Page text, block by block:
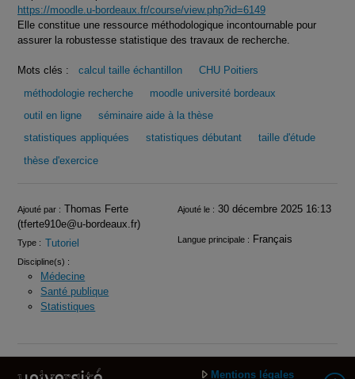
https://moodle.u-bordeaux.fr/course/view.php?id=6149
Elle constitue une ressource méthodologique incontournable pour
assurer la robustesse statistique des travaux de recherche.
Mots clés : calcul taille échantillon
CHU Poitiers
méthodologie recherche
moodle université bordeaux
outil en ligne
séminaire aide à la thèse
statistiques appliquées
statistiques débutant
taille d'étude
thèse d'exercice
Infos
Ajouté par : Thomas Ferte
(tferte910e@u-bordeaux.fr)
Ajouté le : 30 décembre 2025 16:13
Type : Tutoriel Langue principale : Français
Discipline(s) :
Médecine
Santé publique
Statistiques
Mentions légales